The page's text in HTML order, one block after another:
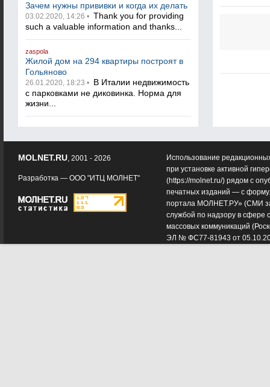
Зачем нужны прививки и когда их делать
03.02.2020, 14:26 • Thank you for providing
such a valuable information and thanks...
zaspola
Жилой дом на 294 квартиры построят в
Гольяново
26.01.2020, 18:23 • В Италии недвижимость
с парковками не диковинка. Норма для
жизни...
Использование
при установке активной
(https://molnet.ru/) рядом с
печатных изданий — с
портала МОЛНЕТ.РУ» (СМИ
службой по надзору в сфере
массовых коммуникаций
ЭЛ № ФС77-81943 от
MOLNET.RU, 2001 - 2026
Разработка — ООО "ИТЦ МОЛНЕТ"